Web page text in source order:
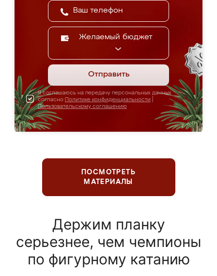
Желаемый бюджет
Отправить
Я соглашаюсь на передачу персональных данных
согласно Политике конфиденциальности
Пользовательскому соглашению
ПОСМОТРЕТЬ
МАТЕРИАЛЫ
Держим планку
серьезнее, чем чемпионы
по фигурному катанию